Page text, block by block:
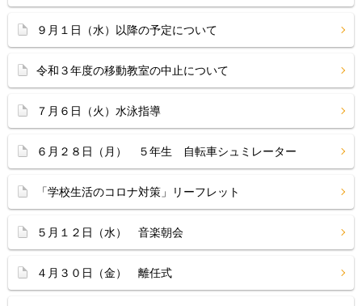
９月１日（水）以降の予定について
令和３年度の移動教室の中止について
７月６日（火）水泳指導
６月２８日（月） ５年生 自転車シュミレーター
「学校生活のコロナ対策」リーフレット
５月１２日（水） 音楽朝会
４月３０日（金） 離任式